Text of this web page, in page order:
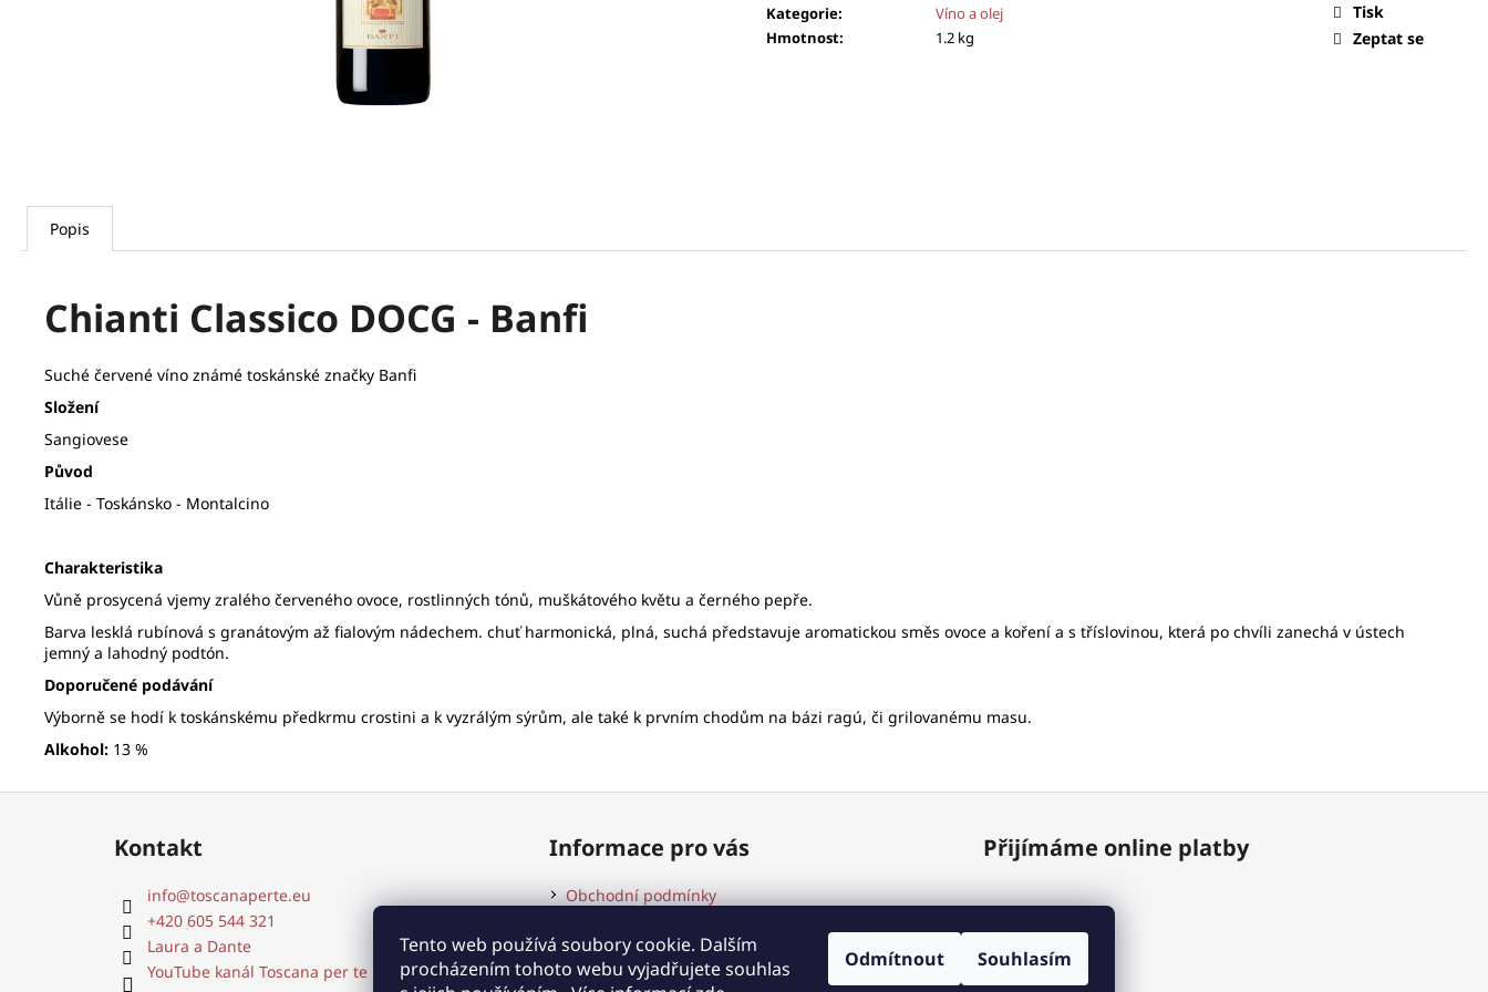
Tento web používá soubory cookie. Dalším
procházením tohoto webu vyjadřujete souhlas
Odmítnout Souhlasím
Kategorie:
Víno a olej
Hmotnost: 1.2 kg
Tisk
Zeptat se
Popis
Chianti Classico DOCG - Banfi
Suché červené víno známé toskánské značky Banfi
Složení
Sangiovese
Původ
Itálie - Toskánsko - Montalcino
Charakteristika
Vůně prosycená vjemy zralého červeného ovoce, rostlinných tónů, muškátového květu a černého pepře.
Barva lesklá rubínová s granátovým až fialovým nádechem. chuť harmonická, plná, suchá představuje aromatickou směs ovoce a koření a s tříslovinou, která po chvíli zanechá v ústech
jemný a lahodný podtón.
Doporučené podávání
Výborně se hodí k toskánskému předkrmu crostini a k vyzrálým sýrům, ale také k prvním chodům na bázi ragú, či grilovanému masu.
Alkohol: 13 %
Z
Kontakt
info@toscanaperte.eu
+420 605 544 321
Laura a Dante
YouTube kanál Toscana per te
Informace pro vás
Obchodní podmínky
Kontakty
Přijímáme online platby